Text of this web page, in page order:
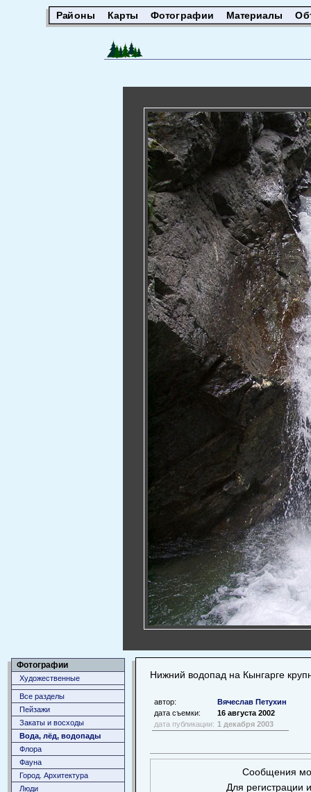
Районы Карты Фотографии Материалы
Фотографии
Художественные
Все разделы
Пейзажи
Закаты и восходы
Вода, лёд, водопады
Флора
Фауна
Город. Архитектура
Люди
Нижний водопад на Кынгарге
автор:
Вячеслав Петухин
дата съемки:
16 августа 2002
дата публикации: 1 декабря 2003
Сообщения
Для регистрации